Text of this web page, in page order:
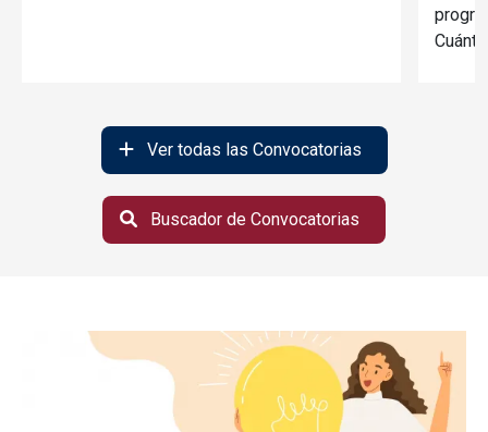
Ver todas las Convocatorias
Buscador de Convocatorias